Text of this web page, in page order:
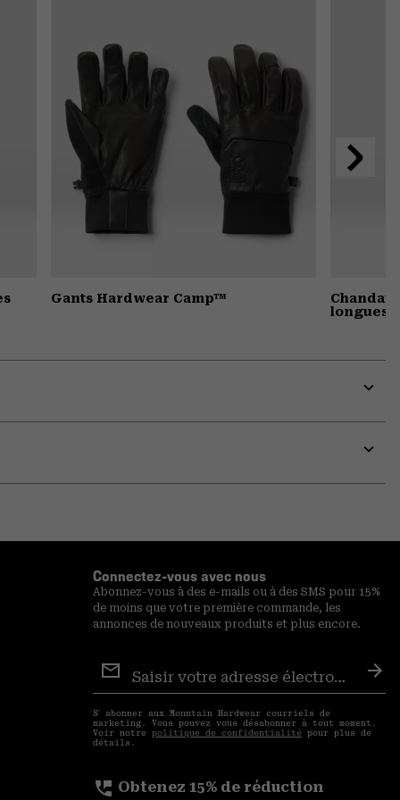
Gants Hardwear Camp™
Chandail
longues
Suivant
or
or
Connectez-vous avec nous
Abonnez-vous à des e-mails ou à des SMS pour 15%
de moins que votre première commande, les
annonces de nouveaux produits et plus encore.
aux
courriels
S′ abonner aux Mountain Hardwear courriels de
marketing. Vous pouvez vous désabonner à tout moment.
Voir notre politique de confidentialité pour plus de
détails.
perm_phone_msg Obtenez 15% de réduction